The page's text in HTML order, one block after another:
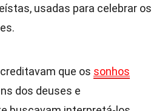
usadas para celebrar os
que os sonhos
dos deuses e